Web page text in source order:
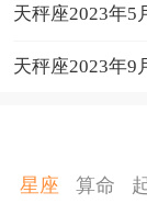
运程详解
天秤座2023年5
运程详解
天秤座2023年9
星座 算命